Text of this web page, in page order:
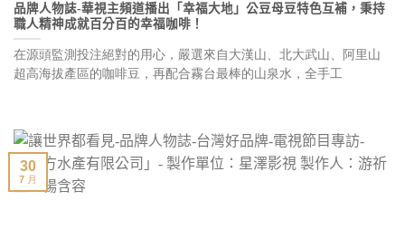
品牌人物誌-華視主頻道播出「幸福大地」公豆母豆特色互補，秉持
職人精神成就百分百的幸福咖啡！
在源頭監測投注絕對的用心，嚴選來自大漢山、北大武山、阿里山
超高海拔產區的咖啡豆，再配合霧台最棒的山泉水，全手工
30
7 月